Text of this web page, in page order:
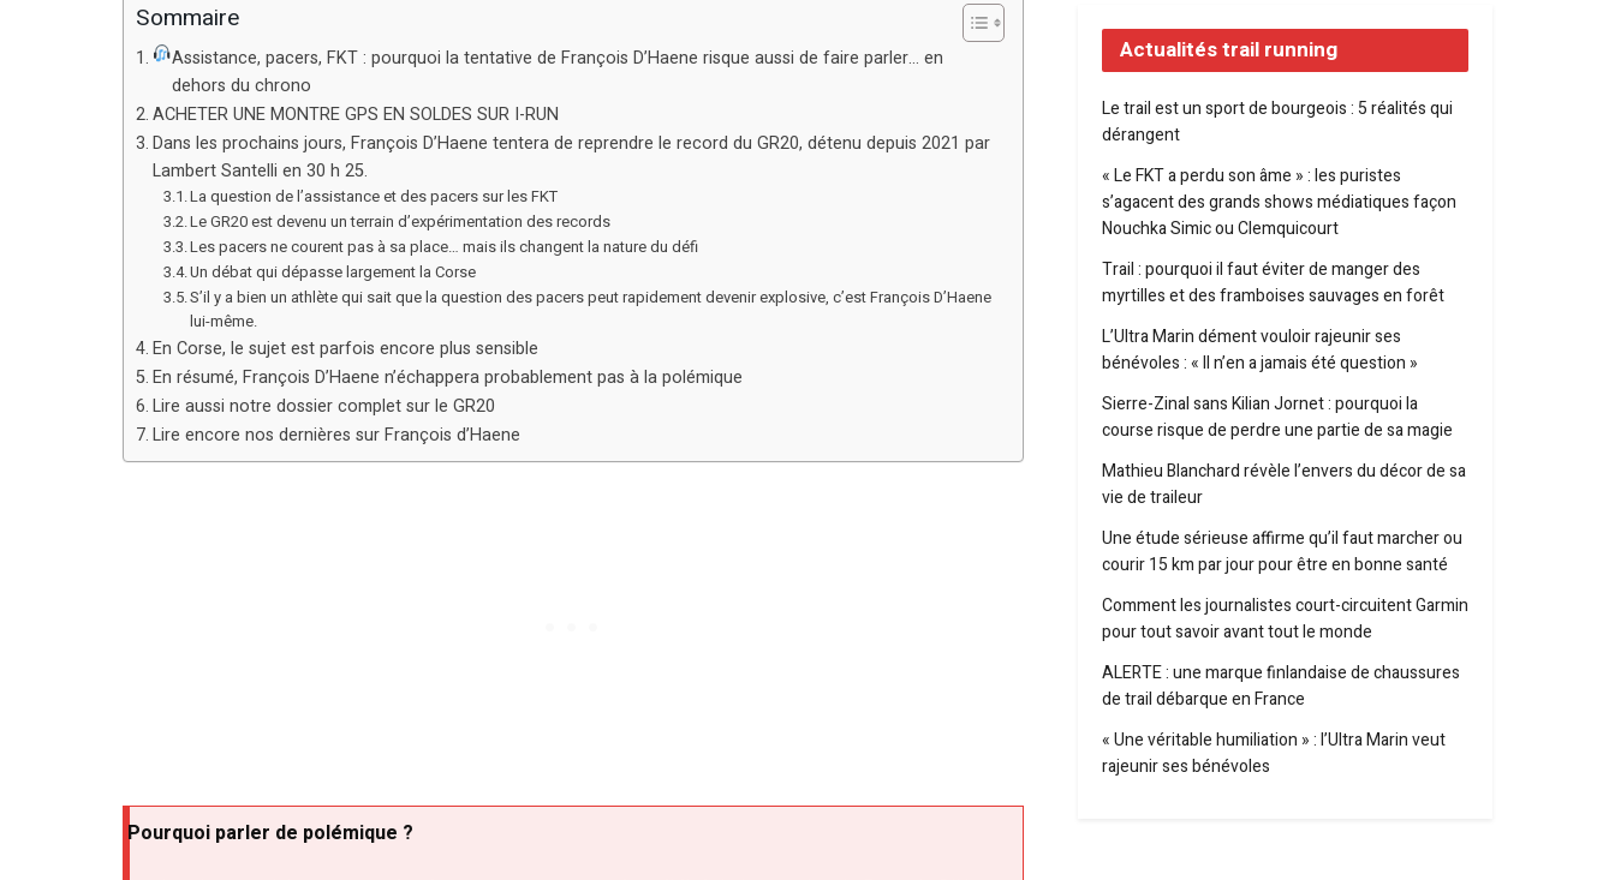
Sommaire
Assistance, pacers, FKT : pourquoi la tentative de François D’Haene risque aussi de faire parler… en
dehors du chrono
ACHETER UNE MONTRE GPS EN SOLDES SUR I-RUN
Dans les prochains jours, François D’Haene tentera de reprendre le record du GR20, détenu depuis 2021 par
Lambert Santelli en 30 h 25.
La question de l’assistance et des pacers sur les FKT
Le GR20 est devenu un terrain d’expérimentation des records
Les pacers ne courent pas à sa place… mais ils changent la nature du défi
Un débat qui dépasse largement la Corse
S’il y a bien un athlète qui sait que la question des pacers peut rapidement devenir explosive, c’est François D’Haene
lui-même.
En Corse, le sujet est parfois encore plus sensible
En résumé, François D’Haene n’échappera probablement pas à la polémique
Lire aussi notre dossier complet sur le GR20
Lire encore nos dernières sur François d’Haene
Pourquoi parler de polémique ?
Actualités trail running
Le trail est un sport de bourgeois : 5 réalités qui
dérangent
« Le FKT a perdu son âme » : les puristes
s’agacent des grands shows médiatiques façon
Nouchka Simic ou Clemquicourt
Trail : pourquoi il faut éviter de manger des
myrtilles et des framboises sauvages en forêt
L’Ultra Marin dément vouloir rajeunir ses
bénévoles : « Il n’en a jamais été question »
Sierre-Zinal sans Kilian Jornet : pourquoi la
course risque de perdre une partie de sa magie
Mathieu Blanchard révèle l’envers du décor de sa
vie de traileur
Une étude sérieuse affirme qu’il faut marcher ou
courir 15 km par jour pour être en bonne santé
Comment les journalistes court-circuitent Garmin
pour tout savoir avant tout le monde
ALERTE : une marque finlandaise de chaussures
de trail débarque en France
« Une véritable humiliation » : l’Ultra Marin veut
rajeunir ses bénévoles